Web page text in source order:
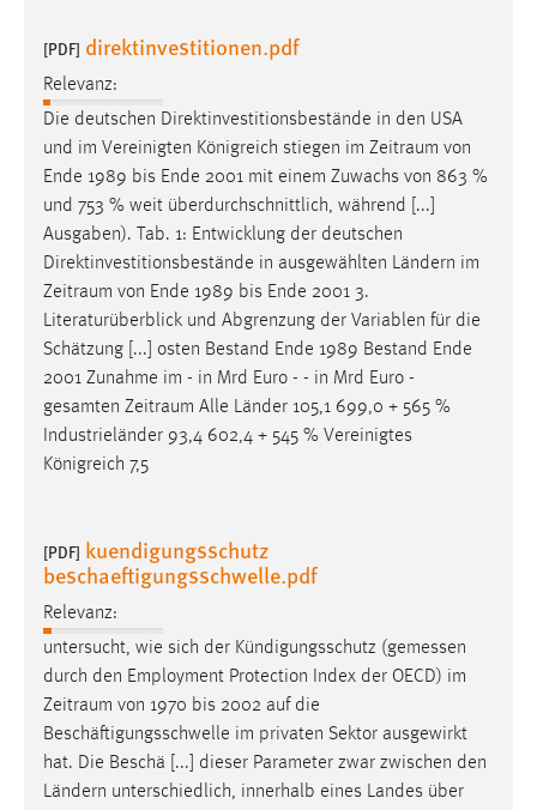
[PDF] direktinvestitionen.pdf
Relevanz:
Die deutschen Direktinvestitionsbestände in den USA
und im Vereinigten Königreich stiegen im Zeitraum von
Ende 1989 bis Ende 2001 mit einem Zuwachs von 863 %
und 753 % weit überdurchschnittlich, während [...]
Ausgaben). Tab. 1: Entwicklung der deutschen
Direktinvestitionsbestände in ausgewählten Ländern im
Zeitraum von Ende 1989 bis Ende 2001 3.
Literaturüberblick und Abgrenzung der Variablen für die
Schätzung [...] osten Bestand Ende 1989 Bestand Ende
2001 Zunahme im - in Mrd Euro - - in Mrd Euro -
gesamten Zeitraum Alle Länder 105,1 699,0 + 565 %
Industrieländer 93,4 602,4 + 545 % Vereinigtes
Königreich 7,5
[PDF] kuendigungsschutz
beschaeftigungsschwelle.pdf
Relevanz:
untersucht, wie sich der Kündigungsschutz (gemessen
durch den Employment Protection Index der OECD) im
Zeitraum von 1970 bis 2002 auf die
Beschäftigungsschwelle im privaten Sektor ausgewirkt
hat. Die Beschä [...] dieser Parameter zwar zwischen den
Ländern unterschiedlich, innerhalb eines Landes über